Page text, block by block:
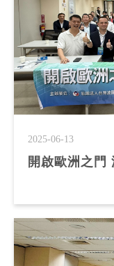
2025-06-13
開啟歐洲之門